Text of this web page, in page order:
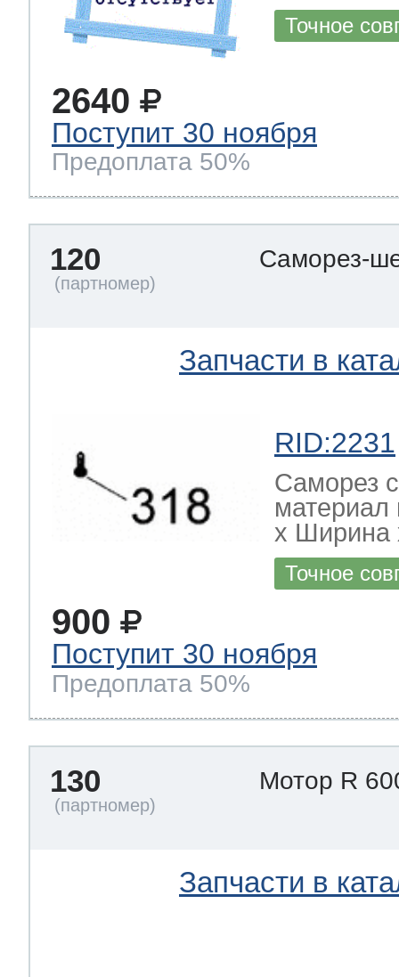
Точное
2640
Поступит 30 ноября
Предоплата 50%
120 Саморез-
Запчасти в
RID:2231
Саморез
х Ширина
Точное
900
Поступит 30 ноября
Предоплата 50%
130 Мотор R
Запчасти в